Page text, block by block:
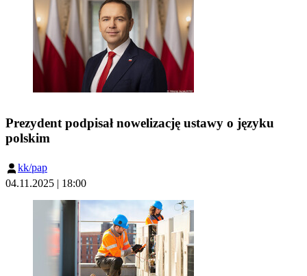
Prezydent podpisał nowelizację ustawy o języku
polskim
kk/pap
04.11.2025 | 18:00